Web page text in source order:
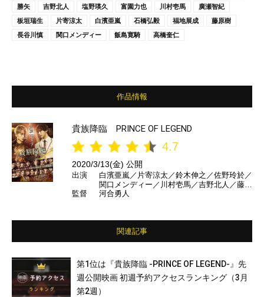
勝矢
吉野北人 塩野瑛久 富園力也 川村壱馬
廣瀬智紀
板垣瑞生
片寄涼太 白濱亜嵐 石橋弘毅 福地展成
藤原樹
長谷川慎
関口メンディー 飯島寛騎 高橋奎仁
作品情報
貴族降臨 PRINCE OF LEGEND
4.7
2020/3/13(金) 公開
出演
白濱亜嵐／片寄涼太／鈴木伸之／佐野玲於／
関口メンディー／川村壱馬／吉野北人／藤原
樹／長谷川慎／町田啓太／清原翔／廣瀬智紀
O ほか
監督 河合勇人
関連記事
第1位は『貴族降臨 -PRINCE OF LEGEND-』先
週公開映画 初週予約アクセスランキング（3月
第2週）